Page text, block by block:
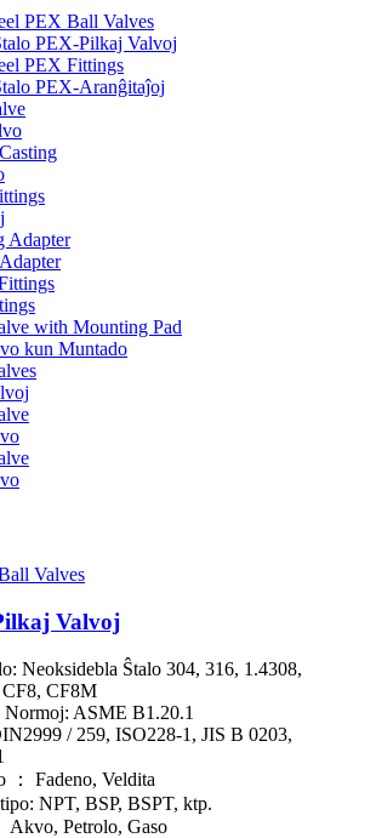
PEX-Pilkaj Valvoj
PEX-Aranĝitaĵoj
kun Muntado
Valvoj
Neoksidebla Ŝtalo 304, 316, 1.4308,
CF8, CF8M
Normoj: ASME B1.20.1
/ 259, ISO228-1, JIS B 0203,
： Fadeno, Veldita
NPT, BSP, BSPT, ktp.
Akvo, Petrolo, Gaso